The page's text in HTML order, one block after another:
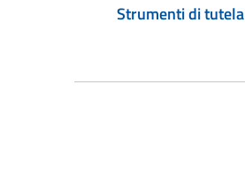
Strumenti di tutela